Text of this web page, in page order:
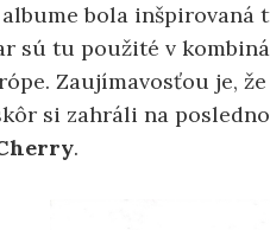
bola
sú tu použité v
Zaujímavosťou je,
si zahráli na
.